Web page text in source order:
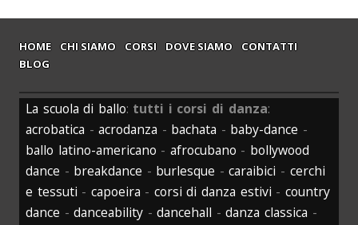
HOME CHI SIAMO CORSI DOVE SIAMO
CONTATTI
BLOG
La scuola di ballo: tutti i corsi di danza:
acrobatica -acrodanza - bachata - baby-dance -
ballo latino-americano - afrocubano - bollywood
dance - breakdance - burlesque -caraibici - cerchi
e tessuti - capoeira - corsi di danza estivi - country
dance -danceability -dancehall -danza classica -